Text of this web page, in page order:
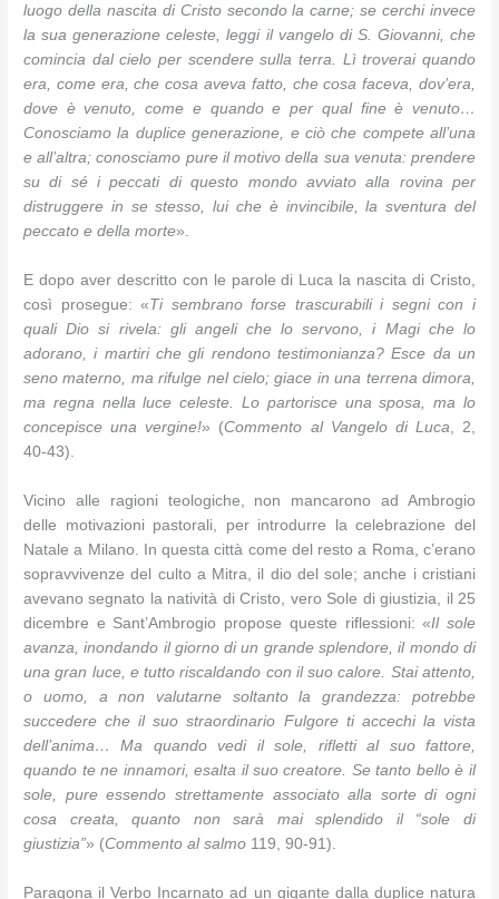
luogo della nascita di Cristo secondo la carne; se cerchi invece
la sua generazione celeste, leggi il vangelo di S. Giovanni, che
comincia dal cielo per scendere sulla terra. Lì troverai quando
era, come era, che cosa aveva fatto, che cosa faceva, dov’era,
dove è venuto, come e quando e per qual fine è venuto…
Conosciamo la duplice generazione, e ciò che com­pete all’una
e all’altra; conosciamo pure il motivo della sua venuta: prendere
su di sé i peccati di que­sto mondo avviato alla rovina per
distruggere in se stesso, lui che è invincibile, la sventura del
peccato e della morte».
E dopo aver descritto con le parole di Luca la nascita di Cristo,
così prosegue: «Ti sembrano forse trascurabili i segni con i
quali Dio si rivela: gli angeli che lo servono, i Magi che lo
adorano, i martiri che gli rendono testimo­nianza? Esce da un
seno materno, ma rifulge nel cielo; giace in una terrena dimora,
ma regna nella luce celeste. Lo partorisce una sposa, ma lo
concepi­sce una vergine!» (Commento al Vangelo di Luca , 2,
40-43).
Vicino alle ragioni teologiche, non mancarono ad Ambrogio
delle motivazioni pastorali, per introdurre la celebrazione del
Natale a Milano. In questa città come del resto a Roma, c’erano
sopravvivenze del culto a Mitra, il dio del sole; anche i cristiani
avevano segnato la natività di Cristo, vero Sole di giustizia, il 25
dicembre e Sant’Ambrogio propose queste riflessioni: «Il sole
avanza, inondando il giorno di un grande splendore, il mondo di
una gran luce, e tutto riscaldando con il suo calore. Stai attento,
o uomo, a non valutarne soltanto la grandezza: potrebbe
succedere che il suo straordinario Fulgore ti accechi la vista
dell’anima… Ma quando vedi il sole, rifletti al suo fattore,
quando te ne innamori, esalta il suo creatore. Se tanto bello è il
sole, pure essendo strettamente associato alla sorte di ogni
cosa creata, quanto non sarà mai splendido il “sole di
giustizia”» (Commento al salmo 119, 90-91).
Paragona il Verbo Incarnato ad un gigante dalla duplice natura